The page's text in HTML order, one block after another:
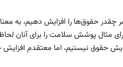
چقدر حقوق‌ها را افزایش دهیم، به
مثال پوشش سلامت را برای آنان
افزایش حقوق نیستیم، اما معتقدم